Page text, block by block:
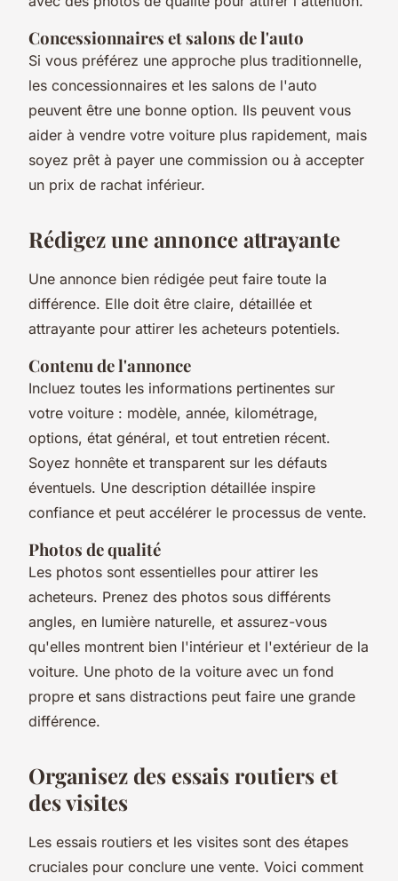
Concessionnaires et salons de l'auto
Si vous préférez une approche plus traditionnelle,
les concessionnaires et les salons de l'auto
peuvent être une bonne option. Ils peuvent vous
aider à vendre votre voiture plus rapidement, mais
soyez prêt à payer une commission ou à accepter
un prix de rachat inférieur.
Rédigez une annonce attrayante
Une annonce bien rédigée peut faire toute la
différence. Elle doit être claire, détaillée et
attrayante pour attirer les acheteurs potentiels.
Contenu de l'annonce
Incluez toutes les informations pertinentes sur
votre voiture : modèle, année, kilométrage,
options, état général, et tout entretien récent.
Soyez honnête et transparent sur les défauts
éventuels. Une description détaillée inspire
confiance et peut accélérer le processus de vente.
Photos de qualité
Les photos sont essentielles pour attirer les
acheteurs. Prenez des photos sous différents
angles, en lumière naturelle, et assurez-vous
qu'elles montrent bien l'intérieur et l'extérieur de la
voiture. Une photo de la voiture avec un fond
propre et sans distractions peut faire une grande
différence.
Organisez des essais routiers et
des visites
Les essais routiers et les visites sont des étapes
cruciales pour conclure une vente. Voici comment